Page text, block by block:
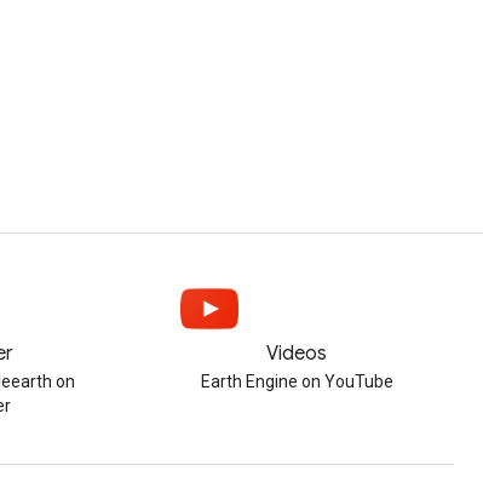
on
Videos
Earth Engine on YouTube